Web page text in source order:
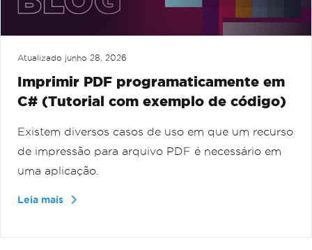
Atualizado junho 28, 2026
Imprimir PDF programaticamente em
C# (Tutorial com exemplo de código)
Existem diversos casos de uso em que um recurso
de impressão para arquivo PDF é necessário em
uma aplicação.
Leia mais